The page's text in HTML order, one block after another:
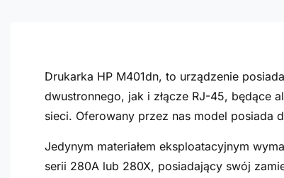
Drukarka HP M401dn, to urządzenie
dwustronnego, jak i złącze RJ-45, będące
sieci. Oferowany przez nas model
Jedynym materiałem eksploatacyjnym
serii 280A lub 280X, posiadający swój